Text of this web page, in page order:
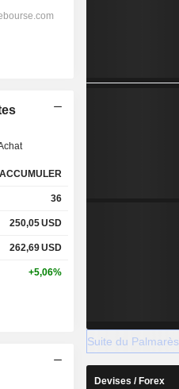
ACCUMULER
36
250,05USD
262,69USD
+5,06%
Suite du Palmarès
Devises / Forex